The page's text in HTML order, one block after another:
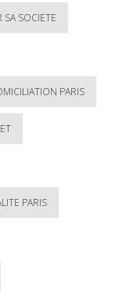
SA SOCIETE
PARIS
PARIS